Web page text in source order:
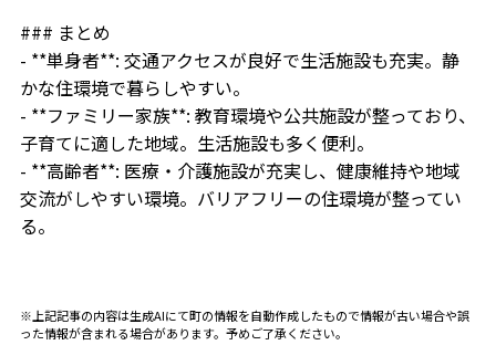
### まとめ
- **単身者**: 交通アクセスが良好で生活施設も充実。静
かな住環境で暮らしやすい。
- **ファミリー家族**: 教育環境や公共施設が整っており、
子育てに適した地域。生活施設も多く便利。
- **高齢者**: 医療・介護施設が充実し、健康維持や地域
交流がしやすい環境。バリアフリーの住環境が整ってい
る。
※上記記事の内容は生成AIにて町の情報を自動作成したもので情報が古い場合や誤
った情報が含まれる場合があります。予めご了承ください。